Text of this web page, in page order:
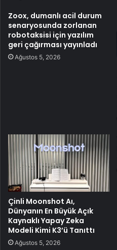
Zoox, dumanlı acil durum
senaryosunda zorlanan
robotaksisi için yazılım
geri çağırması yayınladı
Ağustos 5, 2026
Çinli Moonshot Aı,
Dünyanın En Büyük Açık
Kaynaklı Yapay Zeka
Modeli Kimi K3’ü Tanıttı
Ağustos 5, 2026